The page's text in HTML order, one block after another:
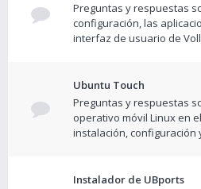
Preguntas y respuestas
configuración, las
interfaz de usuario de
Ubuntu Touch
Preguntas y respuestas
operativo móvil Linux en
instalación, configuración
Instalador de UBports